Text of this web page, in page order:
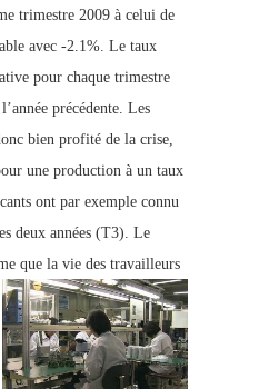
trimestre 2009 à celui de
avec -2.1%. Le taux
pour chaque trimestre
précédente. Les
bien profité de la crise,
une production à un taux
ont par exemple connu
deux années (T3). Le
que la vie des travailleurs